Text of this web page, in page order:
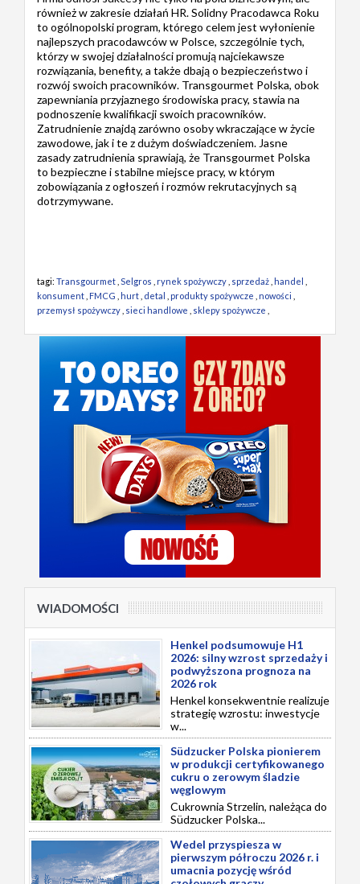
również w zakresie działań HR. Solidny Pracodawca Roku
to ogólnopolski program, którego celem jest wyłonienie
najlepszych pracodawców w Polsce, szczególnie tych,
którzy w swojej działalności promują najciekawsze
rozwiązania, benefity, a także dbają o bezpieczeństwo i
rozwój swoich pracowników. Transgourmet Polska, obok
zapewniania przyjaznego środowiska pracy, stawia na
podnoszenie kwalifikacji swoich pracowników.
Zatrudnienie znajdą zarówno osoby wkraczające w życie
zawodowe, jak i te z dużym doświadczeniem. Jasne
zasady zatrudnienia sprawiają, że Transgourmet Polska
to bezpieczne i stabilne miejsce pracy, w którym
zobowiązania z ogłoszeń i rozmów rekrutacyjnych są
dotrzymywane.
tagi: Transgourmet Selgros rynek spożywczy sprzedaż handel
konsument FMCG hurt detal produkty spożywcze nowości
przemysł spożywczy sieci handlowe sklepy spożywcze
WIADOMOŚCI
Henkel podsumowuje H1
2026: silny wzrost sprzedaży i
podwyższona prognoza na
2026 rok
Henkel konsekwentnie realizuje
strategię wzrostu: inwestycje
w...
Südzucker Polska pionierem
w produkcji certyfikowanego
cukru o zerowym śladzie
węglowym
Cukrownia Strzelin, należąca do
Südzucker Polska...
Wedel przyspiesza w
pierwszym półroczu 2026 r. i
umacnia pozycję wśród